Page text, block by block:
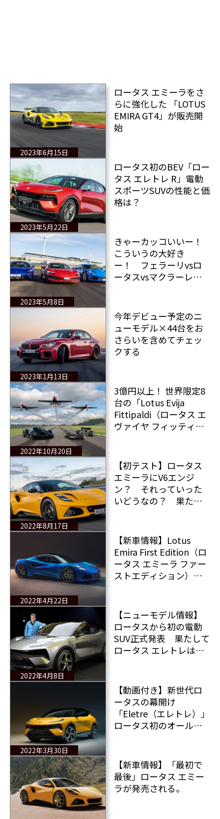
2023年6月15日
ロータス エミーラをさ
らに強化した 「LOTUS
EMIRA GT4」が販売開
始
2023年5月22日
ロータス初のBEV「ロー
タス エレトレ R」電動
スポーツSUVの性能と価
格は？
2023年5月8日
きゃーカッコいいー！
こういうの大好き
ー！ フェラーリvsロ
ータスvsマクラーレ
ツ対決
2023年1月13日
今年デビュー予定のニ
ューモデル×44台をお
さらいを含めてチェッ
クする
2022年10月20日
3億円以上！ 世界限定8
台の「Lotus Evija
Fittipaldi（ロータス エ
ヴァイヤ フィッティパ
2022年8月17日
【初テスト】ロータス
エミーラにV6エンジ
ン？ それっていった
いどうなの？ 果たし
は必要か？
2022年4月22日
【新車情報】Lotus
Emira First Edition（ロ
ータス エミーラ ファー
ストエディション）⽇
2022年4月8日
【ニューモデル情報】
ロータスから初の電動
SUV正式発表 果たして
ロータス エレトレは本
2022年3月30日
【動画付き】新世代ロ
ータスの幕開け
「Eletre（エレトレ）」
ロータス初のオールエ
【新車情報】「最初で
最後」ロータス エミー
ラが発売される。